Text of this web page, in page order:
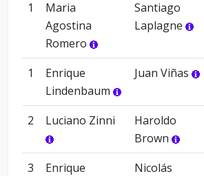
1
Maria
Agostina
Romero
Santiago
Laplagne
1
Enrique
Lindenbaum
Juan Viñas
2 Luciano Zinni
Haroldo
Brown
3
Enrique
Nicolás